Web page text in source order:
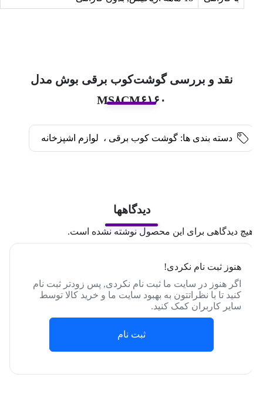
نقد و بررسی گوشت‌کوب برقی بوش مدل
MS۸CM۶۱۶۰
دسته بندی ها: گوشت کوب برقی ، لوازم اشپزخانه
دیدگاهها
دیدگاهی برای این محصول نوشته نشده است.
هنوز ثبت نام نکردی!
اگر هنوز در سایت ما ثبت نام نکردی, پس زودتر ثبت نام
کنید تا با نظراتتون به بهبود سایت ما و خرید کالا توسط
سایر کاربران کمک کنید.
ثبت نام